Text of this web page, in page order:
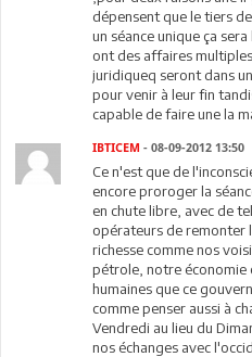
dépensent que le tiers
un séance unique ça
ont des affaires
juridiqueq seront dans
pour venir à leur fin
capable de faire une la
IBTICEM - 08-09-2012 13:50
Ce n'est que de
encore proroger la
en chute libre, avec de
opérateurs de remonter
richesse comme nos
pétrole, notre économie
humaines que ce
comme penser aussi à
Vendredi au lieu du
nos échanges avec